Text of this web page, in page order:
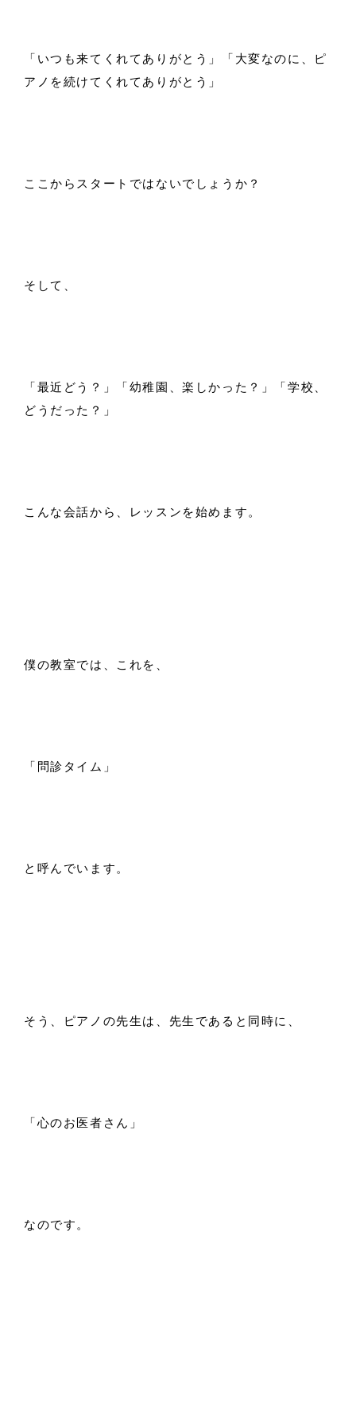
「いつも来てくれてありがとう」「大変なのに、ピ
アノを続けてくれてありがとう」
ここからスタートではないでしょうか？
そして、
「最近どう？」「幼稚園、楽しかった？」「学校、
どうだった？」
こんな会話から、レッスンを始めます。
僕の教室では、これを、
「問診タイム」
と呼んでいます。
そう、ピアノの先生は、先生であると同時に、
「心のお医者さん」
なのです。